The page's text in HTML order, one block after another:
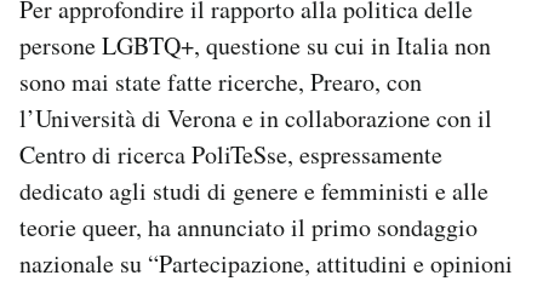
Per approfondire il rapporto alla politica delle
persone LGBTQ+, questione su cui in Italia non
sono mai state fatte ricerche, Prearo, con
l’Università di Verona e in collaborazione con il
Centro di ricerca PoliTeSse, espressamente
dedicato agli studi di genere e femministi e alle
teorie queer, ha annunciato il primo sondaggio
nazionale su “Partecipazione, attitudini e opinioni